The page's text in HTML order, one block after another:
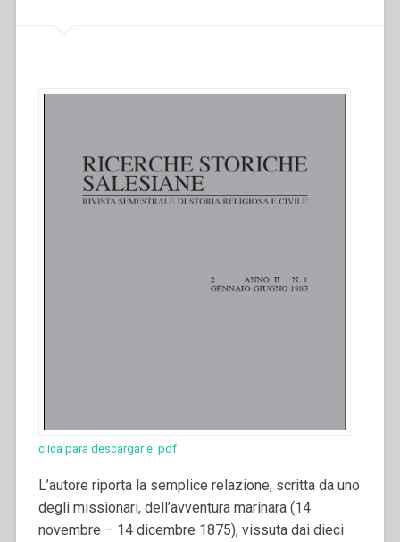
clica para descargar el pdf
L’autore riporta la semplice relazione, scritta da uno
degli missionari, dell’avventura marinara (14
novembre – 14 dicembre 1875), vissuta dai dieci